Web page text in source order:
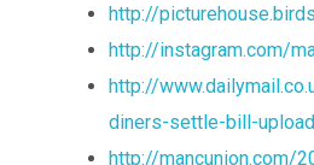
http://
http://instagram.com/
http://
diners-settle-bill-
http://mancunion.com/